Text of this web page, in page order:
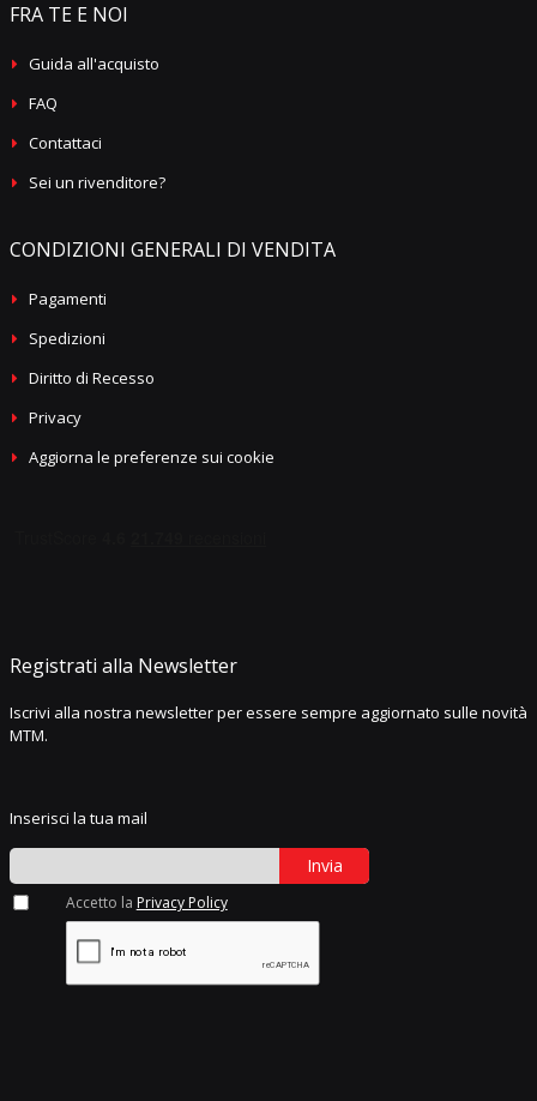
FRA TE E NOI
Guida all'acquisto
FAQ
Contattaci
Sei un rivenditore?
CONDIZIONI GENERALI DI VENDITA
Pagamenti
Spedizioni
Diritto di Recesso
Privacy
Aggiorna le preferenze sui cookie
Registrati alla Newsletter
Iscrivi alla nostra newsletter per essere sempre aggiornato sulle novità
MTM.
Inserisci la tua mail
Invia
Accetto la Privacy Policy